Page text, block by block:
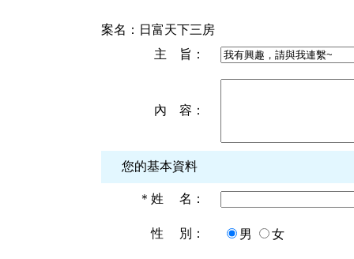
案名： 日富天下三房
主 旨：
內 容：
您的基本資料
＊ 姓 名：
性 別： 男 女